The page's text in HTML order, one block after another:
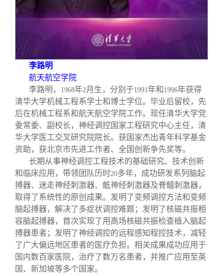
李路明
航天航空学院
李路明，
1968年2月生，分别于1991年和 1996年获得
清华大学机械工程系学士和博士学位。毕业后留校，先
后在机械工程系和航天航空学院工作。现任清华大学党
委常委、副校长，神经调控国家工程研究中心主任，清
华大学医工交叉研究院院长。获国家杰出青年科学基金
资助，获北京市先进工作者、全国创新争先奖等。
长期从事神经调控工程技术的基础研究、技术创新
和临床应用，带领团队历时20多年，成功研发系列脑起
搏器、迷走神经刺激器、骶神经刺激器及脊髓刺激器，
取得了系统性的原创成果。发明了变频调控方法和变频
脑起搏器，解决了多症状调控难题；发明了核磁共振相
容脑起搏器，首次实现了用高场核磁共振检查植入脑起
搏器患者；发明了神经调控的远程感知程控技术，减轻
了广大偏远地区患者的医疗负担。相关成果成功应用于
国内数百家医院，治疗了数万名患者，并推广应用至英
国、新加坡等多个国家。